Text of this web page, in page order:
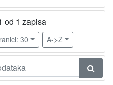
od 1 zapisa
30 A->Z